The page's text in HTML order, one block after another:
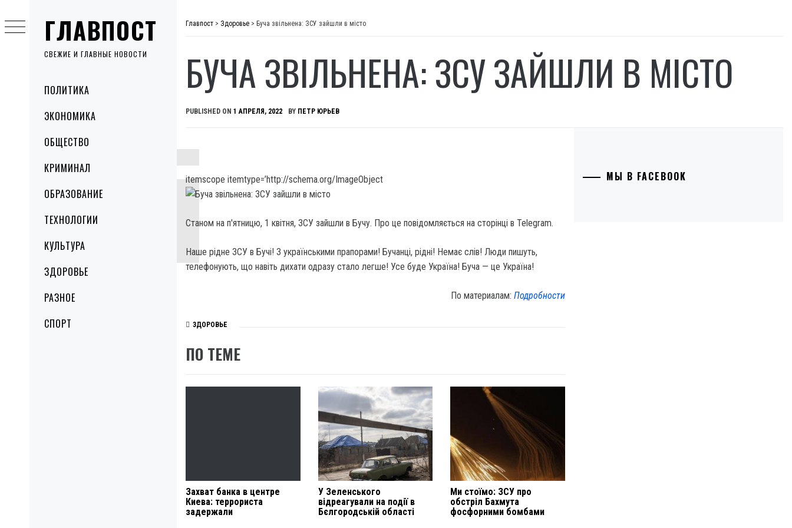
ГЛАВПОСТ
СВЕЖИЕ И ГЛАВНЫЕ НОВОСТИ
MenuПОЛИТИКА
ЭКОНОМИКА
ОБЩЕСТВО
КРИМИНАЛ
ОБРАЗОВАНИЕ
ТЕХНОЛОГИИ
КУЛЬТУРА
ЗДОРОВЬЕ
РАЗНОЕ
СПОРТ
to
content
Главпост > Здоровье > Буча звільнена: ЗСУ зайшли в місто
БУЧА ЗВІЛЬНЕНА: ЗСУ ЗАЙШЛИ В МІСТО
PUBLISHED ON 1 АПРЕЛЯ, 2022 BY ПЕТР ЮРЬЕВ
itemscope itemtype=’http://schema.org/ImageObject
Станом на п'ятницю, 1 квітня, ЗСУ зайшли в Бучу. Про це повідомляється на сторінці в Telegram.
Наше рідне ЗСУ в Бучі! З українськими прапорами! Бучанці, рідні! Немає слів! Люди пишуть,
телефонують, що навіть дихати одразу стало легше! Усе буде Україна! Буча — це Україна!
По материалам:Подробности
ЗДОРОВЬЕ
ПО ТЕМЕ
Захват банка в центре
Киева: террориста
задержали
У Зеленського
відреагували на події в
Бєлгородській області
Ми стоїмо: ЗСУ про
обстріл Бахмута
фосфорними бомбами
МЫ В FACEBOOK